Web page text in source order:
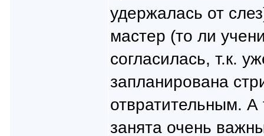
удержалась от
мастер (то ли
согласилась, т.к.
запланирована
отвратительным.
занята очень